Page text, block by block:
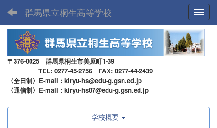
群馬県立桐生高等学校
〒376-0025 群馬県桐生市美原町1-39
TEL: 0277-45-2756 FAX: 0277-44-2439
〈全日制〉E-mail：kiryu-hs@edu-g.gsn.ed.jp
〈通信制〉E-mail：kiryu-hs07@edu-g.gsn.ed.jp
学校概要